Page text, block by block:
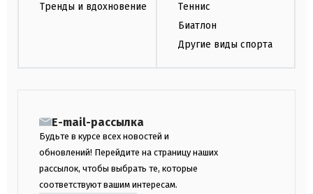
Тренды и вдохновение
Теннис
Биатлон
Другие виды спорта
E-mail-рассылка
Будьте в курсе всех новостей и
обновлений! Перейдите на страницу наших
рассылок, чтобы выбрать те, которые
соответствуют вашим интересам.